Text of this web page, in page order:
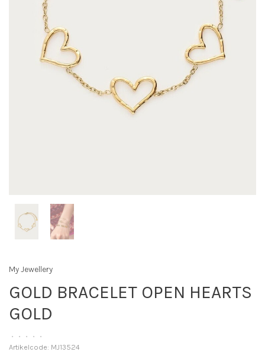
My Jewellery
GOLD BRACELET OPEN HEARTS
GOLD
• • • •
•
Artikelcode: MJ13524